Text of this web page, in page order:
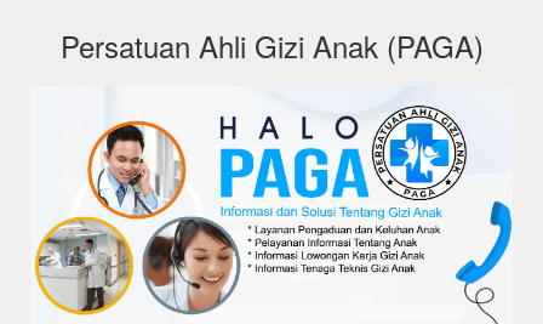
pagakeckalideres.org
pagakeckebonjeruk.org
pagakecgrogolpetamburan.org
pagakeccengkareng.org
pagakectebet.org
pagakecsetiabudi.org
pagakecpesanggrahan.org
pagakecpasarminggu.org
pagakecpancoran.org
pagakecmampangprapatan.org
Persatuan Ahli Gizi Anak (PAGA)